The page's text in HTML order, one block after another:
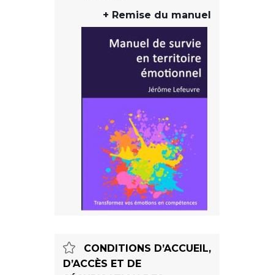
+ Remise du manuel
CONDITIONS D’ACCUEIL,
D’ACCÈS ET DE